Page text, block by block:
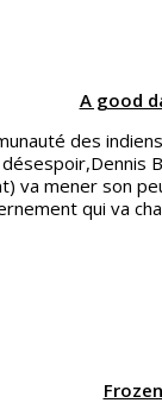
A good
des
va mener son
qui va